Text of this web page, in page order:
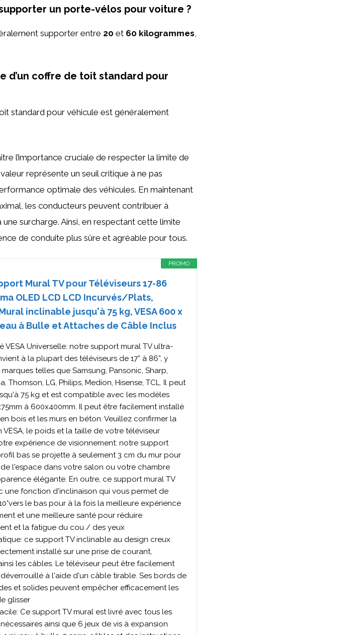
un porte-vélos pour voiture ?
supporter entre 20 et 60 kilogrammes
d’un coffre de toit standard pour
standard pour véhicule est généralement
l’importance cruciale de respecter la limite de
représente un seuil critique à ne pas
optimale des véhicules. En maintenant
les conducteurs peuvent contribuer à
surcharge. Ainsi, en respectant cette limite
de conduite plus sûre et agréable pour tous.
PROMO
Mural TV pour Téléviseurs 17-86
OLED LCD LCD Incurvés/Plats,
inclinable jusqu'à 75 kg, VESA 600 x
à Bulle et Attaches de Câble Inclus
VESA Universelle: notre support mural TV ultra-
à la plupart des téléviseurs de 17” à 86”, y
telles que Samsung, Pansonic, Sharp,
Thomson, LG, Philips, Medion, Hisense, TCL. Il peut
75 kg et est compatible avec les modèles
à 600x400mm. Il peut être facilement installé
bois et les murs en béton. Veuillez confirmer la
VESA, le poids et la taille de votre téléviseur
expérience de visionnement: notre support
bas se projette à seulement 3 cm du mur pour
l'espace dans votre salon ou votre chambre
élégante. En outre, ce support mural TV
une fonction d'inclinaison qui vous permet de
le bas pour à la fois la meilleure expérience
et une meilleure santé pour réduire
et la fatigue du cou / des yeux
ce support TV inclinable au design creux
installé sur une prise de courant,
les câbles. Le téléviseur peut être facilement
à l'aide d'un câble tirable. Ses bords de
et solides peuvent empêcher efficacement les
glisser
Ce support TV mural est livré avec tous les
ainsi que 6 jeux de vis à expansion